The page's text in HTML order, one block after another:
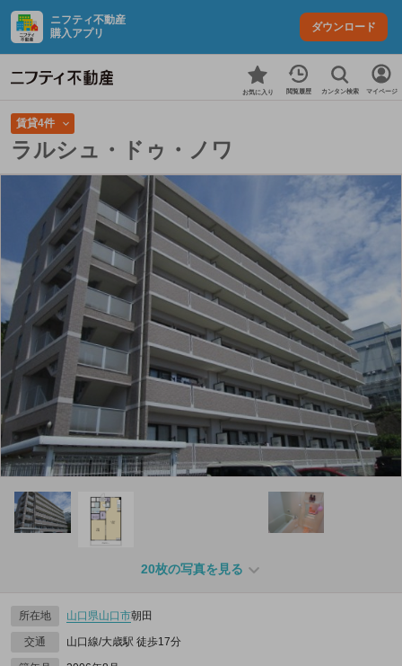
ニフティ不動産
購入アプリ
ダウンロード
お気に入り 閲覧履歴 カンタン検索 マイページ
賃貸4件
ラルシュ・ドゥ・ノワ
20枚の写真を見る
所在地 山口県山口市朝田
交通 山口線/大歳駅 徒歩17分